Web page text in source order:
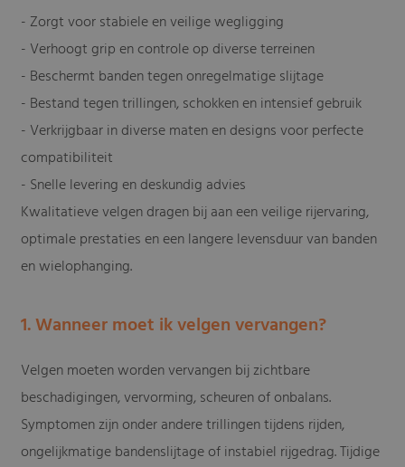
- Zorgt voor stabiele en veilige wegligging
- Verhoogt grip en controle op diverse terreinen
- Beschermt banden tegen onregelmatige slijtage
- Bestand tegen trillingen, schokken en intensief gebruik
- Verkrijgbaar in diverse maten en designs voor perfecte
compatibiliteit
- Snelle levering en deskundig advies
Kwalitatieve velgen dragen bij aan een veilige rijervaring,
optimale prestaties en een langere levensduur van banden
en wielophanging.
1. Wanneer moet ik velgen vervangen?
Velgen moeten worden vervangen bij zichtbare
beschadigingen, vervorming, scheuren of onbalans.
Symptomen zijn onder andere trillingen tijdens rijden,
ongelijkmatige bandenslijtage of instabiel rijgedrag. Tijdige